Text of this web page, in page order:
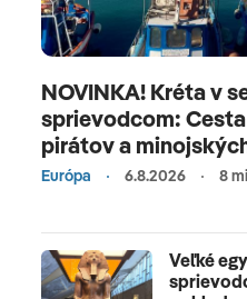
NOVINKA! Kréta v
sprievodcom:
pirátov a
Európa 6.8.2026 8
Veľké